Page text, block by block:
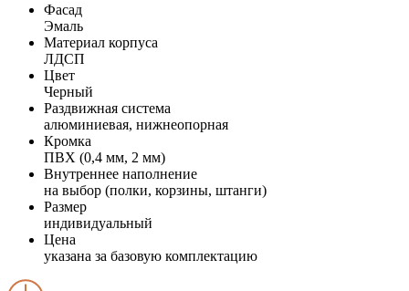
Фасад
Эмаль
Материал корпуса
ЛДСП
Цвет
Черный
Раздвижная система
алюминиевая, нижнеопорная
Кромка
ПВХ (0,4 мм, 2 мм)
Внутреннее наполнение
на выбор (полки, корзины, штанги)
Размер
индивидуальный
Цена
указана за базовую комплектацию